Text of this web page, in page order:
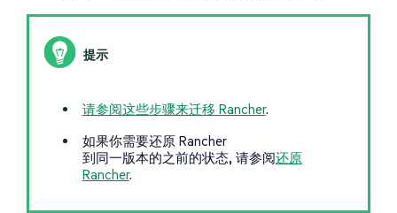
请参阅这些步骤来迁移 Rancher.
如果你需要还原 Rancher
到同一版本的之前的状态, 请参阅还原
Rancher.